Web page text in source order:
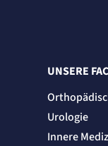
UNSERE
Urologie
Innere